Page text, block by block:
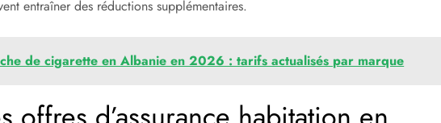
entraîner des réductions supplémentaires.
de cigarette en Albanie en 2026 : tarifs actualisés par marque